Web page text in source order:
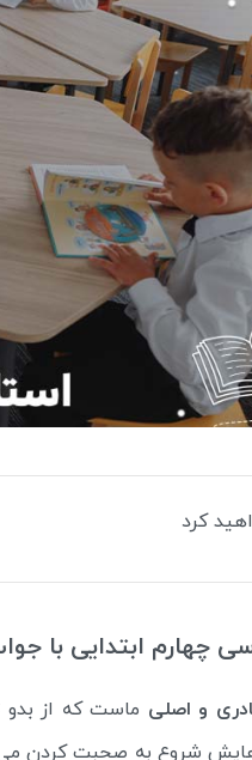
کرد
چهارم ابتدایی با
و اصلی ماست که از بدو
شروع به صحبت کردن